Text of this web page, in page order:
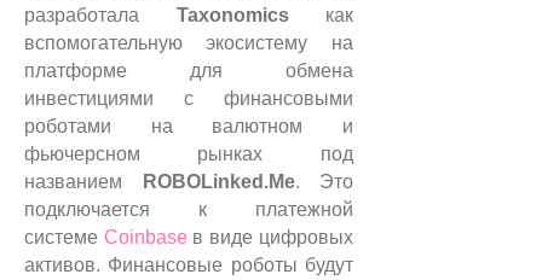
разработала Taxonomicsкак
вспомогательную экосистему на
платформе для обмена
инвестициями с финансовыми
роботами на валютном и
фьючерсном рынках под
названием
ROBOLinked.Me. Это
подключается к платежной
системе Coinbase в виде цифровых
активов. Финансовые роботы будут